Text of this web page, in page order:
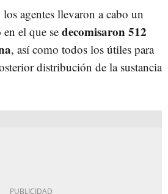
agentes llevaron a cabo un
en el que se decomisaron 512
, así como todos los útiles para
distribución de la sustancia